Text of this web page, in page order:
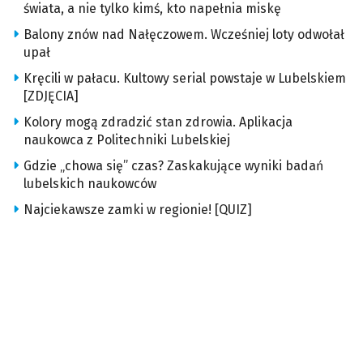
świata, a nie tylko kimś, kto napełnia miskę
Balony znów nad Nałęczowem. Wcześniej loty odwołał
upał
Kręcili w pałacu. Kultowy serial powstaje w Lubelskiem
[ZDJĘCIA]
Kolory mogą zdradzić stan zdrowia. Aplikacja
naukowca z Politechniki Lubelskiej
Gdzie „chowa się” czas? Zaskakujące wyniki badań
lubelskich naukowców
Najciekawsze zamki w regionie! [QUIZ]